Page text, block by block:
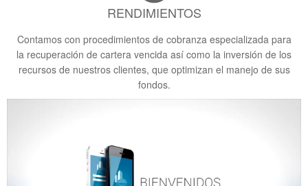
RENDIMIENTOS
Contamos con procedimientos de cobranza especializada para
la recuperación de cartera vencida así como la inversión de los
recursos de nuestros clientes, que optimizan el manejo de sus
fondos.